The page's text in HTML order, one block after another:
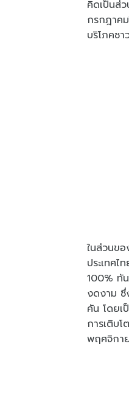
คิดเป็นส่
กรกฎาค
บริโภคช
ในส่วนข
ประเทศ
100% ทั
งดงาม ซึ่
คัน โดยเ
การเติบ
พฤศจิกา